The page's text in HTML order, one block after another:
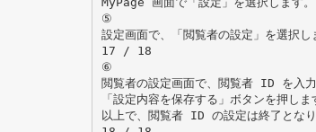
⑤
設定画面で、「閲覧者の設定」を選択し
17 / 18
⑥
閲覧者の設定画面で、閲覧者 ID を入力
「設定内容を保存する」ボタンを押しま
以上で、閲覧者 ID の設定は終了となり